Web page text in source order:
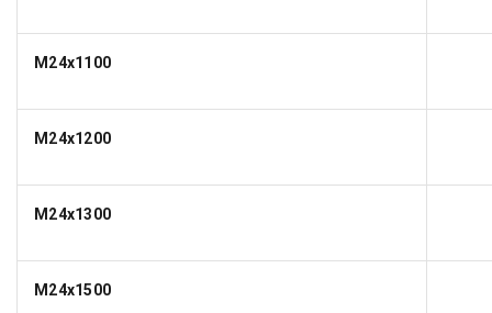
M24x1100
M24x1200
M24x1300
M24x1500